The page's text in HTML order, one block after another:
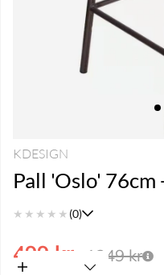
KDESIGN
Pall 'Oslo' 76cm
★ ★ ★ ★ ★ (0)
1249kr
499 kr